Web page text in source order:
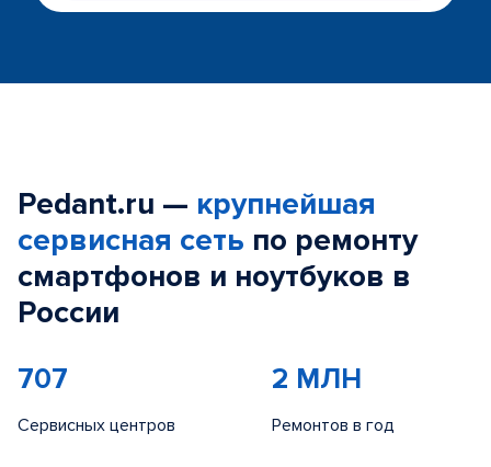
Pedant.ru — крупнейшая
сервисная сеть по ремонту
смартфонов и ноутбуков в
России
707
Сервисных центров
2 МЛН
Ремонтов в год